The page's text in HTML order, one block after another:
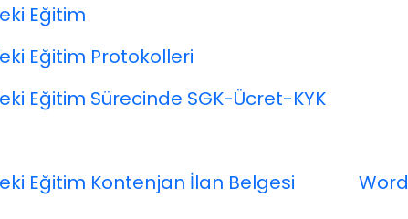
Eğitim
Eğitim Protokolleri
Eğitim Sürecinde SGK-Ücret-KYK
Eğitim Kontenjan İlan Belgesi
Word